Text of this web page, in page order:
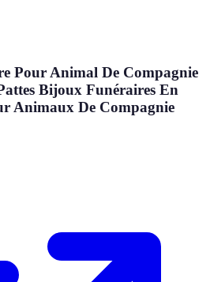
Pour Animal De Compagnie
Bijoux Funéraires En
Animaux De Compagnie